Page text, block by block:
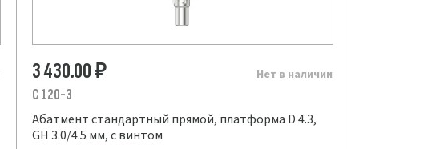
Нет в наличии
3 430.00₽
C 120-3
Абатмент стандартный прямой, платформа D 4.3,
GH 3.0/4.5 мм, с винтом